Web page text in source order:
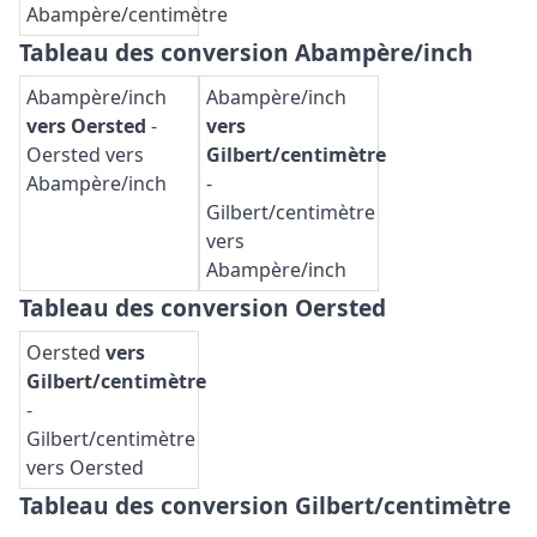
Abampère/centimètre
Tableau des conversion Abampère/inch
Abampère/inch
vers Oersted -
Oersted vers
Abampère/inch
Abampère/inch
vers
Gilbert/centimètre
-
Gilbert/centimètre
vers
Abampère/inch
Tableau des conversion Oersted
Oersted vers
Gilbert/centimètre
-
Gilbert/centimètre
vers Oersted
Tableau des conversion Gilbert/centimètre